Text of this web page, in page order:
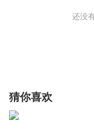
包括拼多多在内的
疑为这座城市的年
还没
猜你喜欢